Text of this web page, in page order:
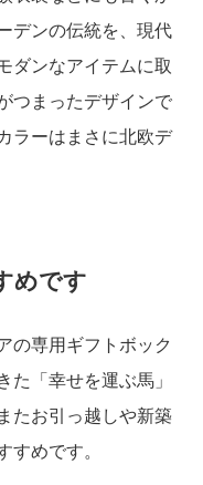
デンの伝統を、現代
ダンなアイテムに取
つまったデザインで
ラーはまさに北欧デ
めです
の専用ギフトボック
た「幸せを運ぶ馬」
たお引っ越しや新築
めです。